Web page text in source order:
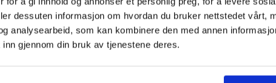
dessuten informasjon om hvordan du bruker nettstedet vårt,
analysearbeid, som kan kombinere den med annen
gjennom din bruk av tjenestene deres.
House of Leadership
arbeidshverdagen stiller større krav til
selvledelse, kreativitet og fleksibilitet.